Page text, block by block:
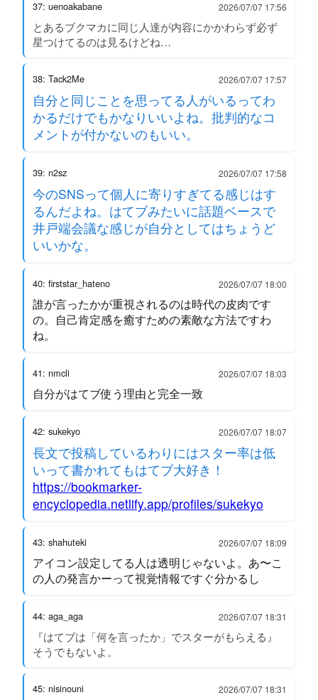
37: uenoakabane 2026/07/07 17:56
とあるブクマカに同じ人達が内容にかかわらず必ず
星つけてるのは見るけどね…
38: Tack2Me 2026/07/07 17:57
自分と同じことを思ってる人がいるってわ
かるだけでもかなりいいよね。批判的なコ
メントが付かないのもいい。
39: n2sz 2026/07/07 17:58
今のSNSって個人に寄りすぎてる感じはす
るんだよね。はてブみたいに話題ベースで
井戸端会議な感じが自分としてはちょうど
いいかな。
40: firststar_hateno 2026/07/07 18:00
誰が言ったかが重視されるのは時代の皮肉です
の。自己肯定感を癒すための素敵な方法ですわ
ね。
41: nmcli 2026/07/07 18:03
自分がはてブ使う理由と完全一致
42: sukekyo 2026/07/07 18:07
長文で投稿しているわりにはスター率は低
いって書かれてもはてブ大好き！
https://bookmarker-
encyclopedia.netlify.app/profiles/sukekyo
43: shahuteki 2026/07/07 18:09
アイコン設定してる人は透明じゃないよ。あ〜こ
の人の発言かーって視覚情報ですぐ分かるし
44: aga_aga 2026/07/07 18:31
『はてブは「何を言ったか」でスターがもらえる』
そうでもないよ。
45: nisinouni 2026/07/07 18:31